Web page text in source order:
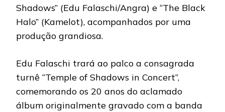
Shadows” (Edu Falaschi/Angra) e “The Black
Halo” (Kamelot), acompanhados por uma
produção grandiosa.
Edu Falaschi trará ao palco a consagrada
turnê “Temple of Shadows in Concert”,
comemorando os 20 anos do aclamado
álbum originalmente gravado com a banda